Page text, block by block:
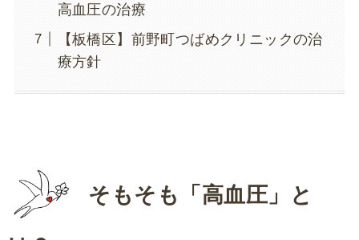
高血圧の治療
【板橋区】前野町つばめクリニックの治
療方針
そもそも「高血圧」と